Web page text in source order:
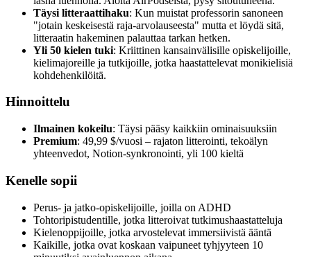
Täysi litteraattihaku: Kun muistat professorin sanoneen
"jotain keskeisestä raja-arvolauseesta" mutta et löydä sitä,
litteraatin hakeminen palauttaa tarkan hetken.
Yli 50 kielen tuki: Kriittinen kansainvälisille opiskelijoille,
kielimajoreille ja tutkijoille, jotka haastattelevat monikielisiä
kohdehenkilöitä.
Hinnoittelu
Ilmainen kokeilu: Täysi pääsy kaikkiin ominaisuuksiin
Premium: 49,99 $/vuosi – rajaton litterointi, tekoälyn
yhteenvedot, Notion-synkronointi, yli 100 kieltä
Kenelle sopii
Perus- ja jatko-opiskelijoille, joilla on ADHD
Tohtoripistudentille, jotka litteroivat tutkimushaastatteluja
Kielenoppijoille, jotka arvostelevat immersiivistä ääntä
Kaikille, jotka ovat koskaan vaipuneet tyhjyyteen 10